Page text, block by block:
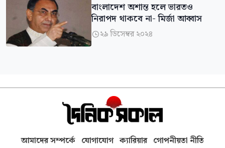
বাংলাদেশ অশান্ত হলে ভারতও
নিরাপদ থাকবে না- মির্জা আব্বাস
২৯ ডিসেম্বর ২০২৪
আমাদের সম্পর্কে যোগাযোগ ক্যারিয়ার গোপনীয়তা নীতি